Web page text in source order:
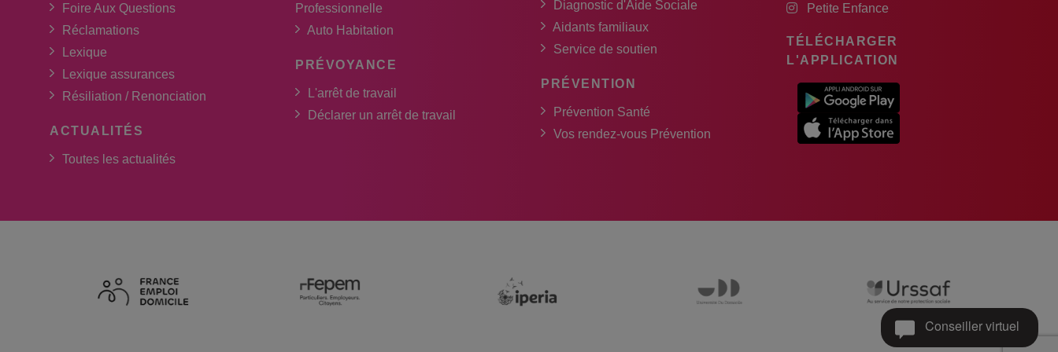
Foire Aux Questions
Réclamations
Lexique
Lexique assurances
Résiliation / Renonciation
ACTUALITÉS
Toutes les actualités
Professionnelle
Auto Habitation
PRÉVOYANCE
L'arrêt de travail
Déclarer un arrêt de travail
Diagnostic d'Aide Sociale
Aidants familiaux
Service de soutien
PRÉVENTION
Prévention Santé
Vos rendez-vous Prévention
Petite Enfance
TÉLÉCHARGER
L'APPLICATION
Conseiller virtuel